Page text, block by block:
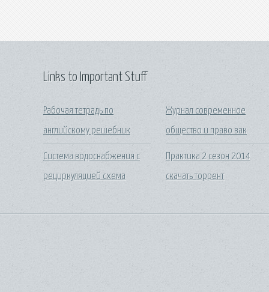
Links to Important Stuff
Рабочая тетрадь по
английскому решебник
Система водоснабжения с
рециркуляцией схема
Журнал современное
общество и право вак
Практика 2 сезон 2014
скачать торрент